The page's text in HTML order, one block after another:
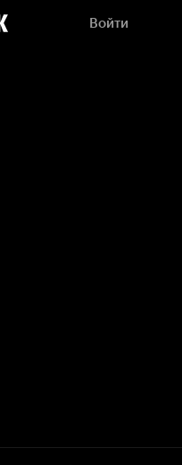
Войти